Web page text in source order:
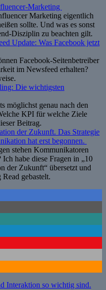
Marketing
Marketing eigentlich
sollte. Und was es sonst
Disziplin zu beachten gilt.
Update: Was Facebook jetzt
Facebook-Seitenbetreiber
im Newsfeed erhalten?
Die wichtigsten
möglichst genau nach den
KPI für welche Ziele
Beitrag.
der Zukunft. Das Strategie
hat erst begonnen.
stehen Kommunikatoren
habe diese Fragen in „10
der Zukunft“ übersetzt und
gebastelt.